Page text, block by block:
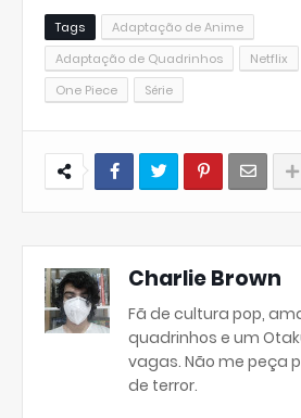
Tags
Adaptação de Anime
Adaptação de Quadrinhos
Netflix
One Piece
Série
Charlie Brown
Fã de cultura pop,
quadrinhos e um
vagas. Não me peça
de terror.